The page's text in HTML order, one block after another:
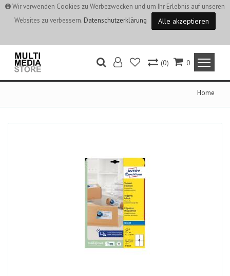
Wir verwenden Cookies zu Werbezwecken und um Ihr Erlebnis auf unseren
Websites zu verbessern. Datenschutzerklärung Alle akzeptieren
0
(0)
Home